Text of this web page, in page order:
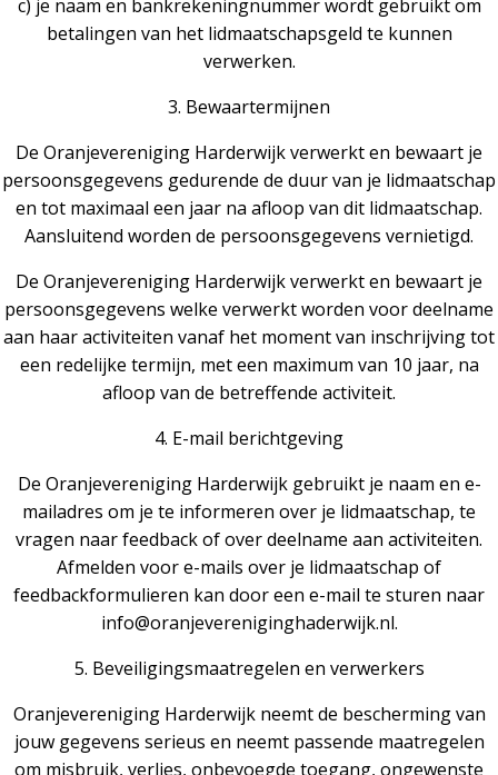
c) je naam en bankrekeningnummer wordt gebruikt om
betalingen van het lidmaatschapsgeld te kunnen
verwerken.
3. Bewaartermijnen
De Oranjevereniging Harderwijk verwerkt en bewaart je
persoonsgegevens gedurende de duur van je lidmaatschap
en tot maximaal een jaar na afloop van dit lidmaatschap.
Aansluitend worden de persoonsgegevens vernietigd.
De Oranjevereniging Harderwijk verwerkt en bewaart je
persoonsgegevens welke verwerkt worden voor deelname
aan haar activiteiten vanaf het moment van inschrijving tot
een redelijke termijn, met een maximum van 10 jaar, na
afloop van de betreffende activiteit.
4. E-mail berichtgeving
De Oranjevereniging Harderwijk gebruikt je naam en e-
mailadres om je te informeren over je lidmaatschap, te
vragen naar feedback of over deelname aan activiteiten.
Afmelden voor e-mails over je lidmaatschap of
feedbackformulieren kan door een e-mail te sturen naar
info@oranjevereniginghaderwijk.nl.
5. Beveiligingsmaatregelen en verwerkers
Oranjevereniging Harderwijk neemt de bescherming van
jouw gegevens serieus en neemt passende maatregelen
om misbruik, verlies, onbevoegde toegang, ongewenste